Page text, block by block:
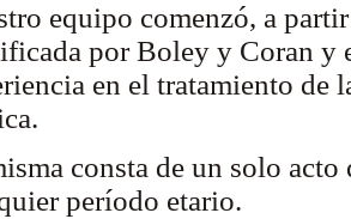
equipo comenzó, a
por Boley y Coran y
en el tratamiento de
consta de un solo
período etario.